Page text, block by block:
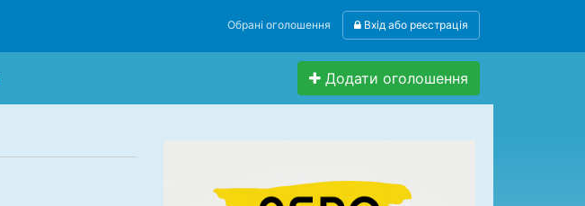
Обрані оголошення Вхід або реєстрація
Додати оголошення